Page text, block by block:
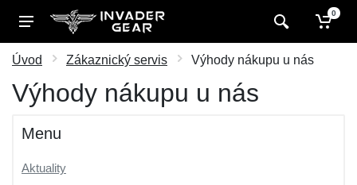
0
Úvod Zákaznický servis Výhody nákupu u nás
Výhody nákupu u nás
Menu
Aktuality